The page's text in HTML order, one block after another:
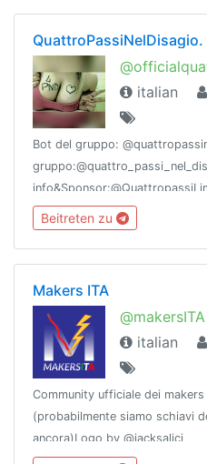
QuattroPassiNelDisagio.
italian
Bot del gruppo:
Beitreten zu
Makers ITA
@makersITA
italian
Community ufficiale dei
(probabilmente siamo schiavi
ancora)Logo by @jacksalici